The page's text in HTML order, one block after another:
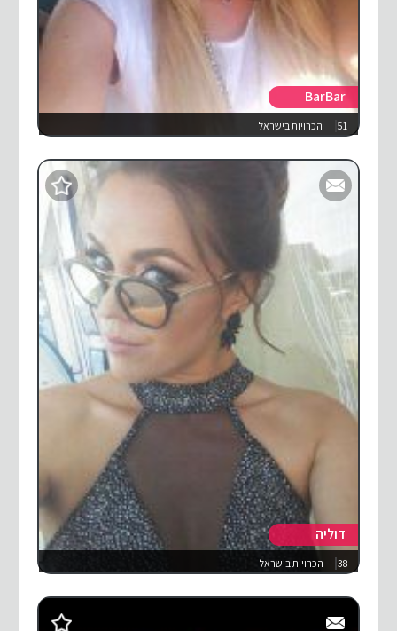
BarBar
51 הכרויות בישראל
דוליה
38 הכרויות בישראל